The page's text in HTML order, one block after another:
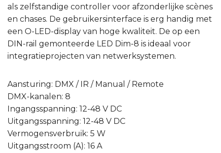
als zelfstandige controller voor afzonderlijke scènes
en chases. De gebruikersinterface is erg handig met
een O-LED-display van hoge kwaliteit. De op een
DIN-rail gemonteerde LED Dim-8 is ideaal voor
integratieprojecten van netwerksystemen.
Aansturing: DMX / IR / Manual / Remote
DMX-kanalen: 8
Ingangsspanning: 12-48 V DC
Uitgangsspanning: 12-48 V DC
Vermogensverbruik: 5 W
Uitgangsstroom (A): 16 A